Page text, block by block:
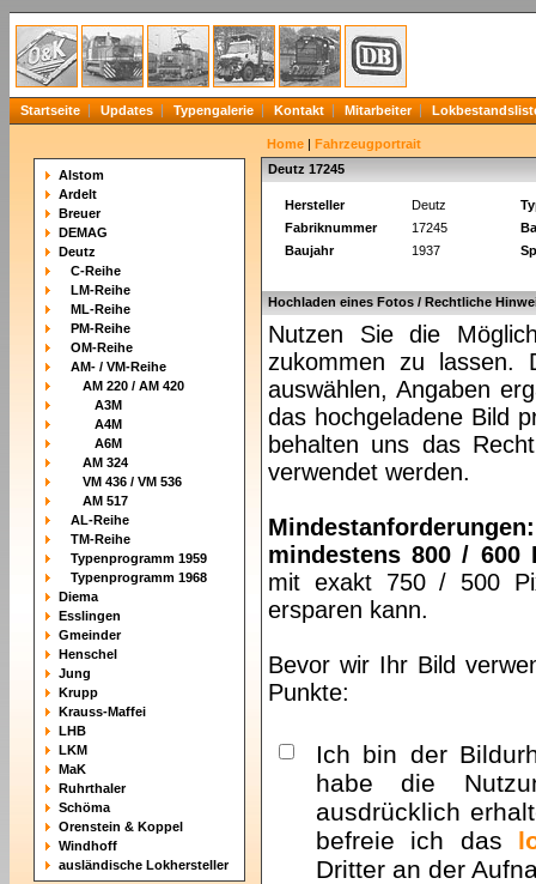
Startseite Updates Typengalerie Kontakt Mitarbeiter
Alstom
Ardelt
Breuer
DEMAG
Deutz
C-Reihe
LM-Reihe
ML-Reihe
PM-Reihe
OM-Reihe
AM- / VM-Reihe
AM 220 / AM 420
A3M
A4M
A6M
AM 324
VM 436 / VM 536
AM 517
AL-Reihe
TM-Reihe
Typenprogramm 1959
Typenprogramm 1968
Diema
Esslingen
Gmeinder
Henschel
Jung
Krupp
Krauss-Maffei
LHB
LKM
MaK
Ruhrthaler
Schöma
Orenstein & Koppel
Windhoff
ausländische Lokhersteller
Home | Fahrzeugportrait
Deutz 17245
Hersteller Deutz
Fabriknummer
17245
Baujahr
1937
Hochladen eines Fotos / Rechtliche
Nutzen Sie die
zukommen zu lassen.
auswählen, Angaben
das hochgeladene Bild
behalten uns das
verwendet werden.
Mindestanforderungen:
mindestens 800 / 600
mit exakt 750 / 500
ersparen kann.
Bevor wir Ihr Bild
Punkte:
Ich bin der
habe die
ausdrücklich
befreie ich das
Dritter an der